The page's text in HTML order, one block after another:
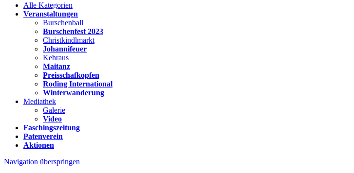
Alle Kategorien
Veranstaltungen
Burschenball
Burschenfest 2023
Christkindlmarkt
Johannifeuer
Kehraus
Maitanz
Preisschafkopfen
Roding International
Winterwanderung
Mediathek
Galerie
Video
Faschingszeitung
Patenverein
Aktionen
Navigation überspringen